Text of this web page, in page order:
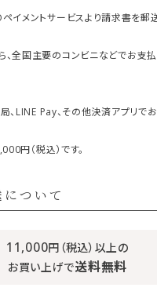
イメントサービスより請求書を郵
、全国主要のコンビニなどでお支
、LINE Pay、その他決済アプリで
円（税込）です。
ついて
11,000円（税込）以上の
お買い上げで送料無料